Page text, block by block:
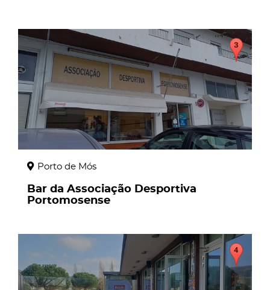
page
Porto de Mós
Bar da Associação Desportiva
Portomosense